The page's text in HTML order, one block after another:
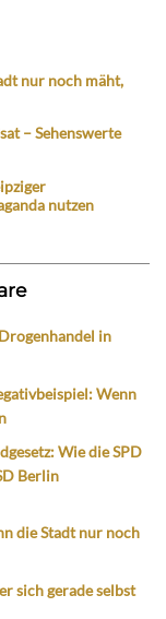
nur noch mäht,
– Sehenswerte
nutzen
in
Wenn
Wie die SPD
Berlin
die Stadt nur noch
sich gerade selbst